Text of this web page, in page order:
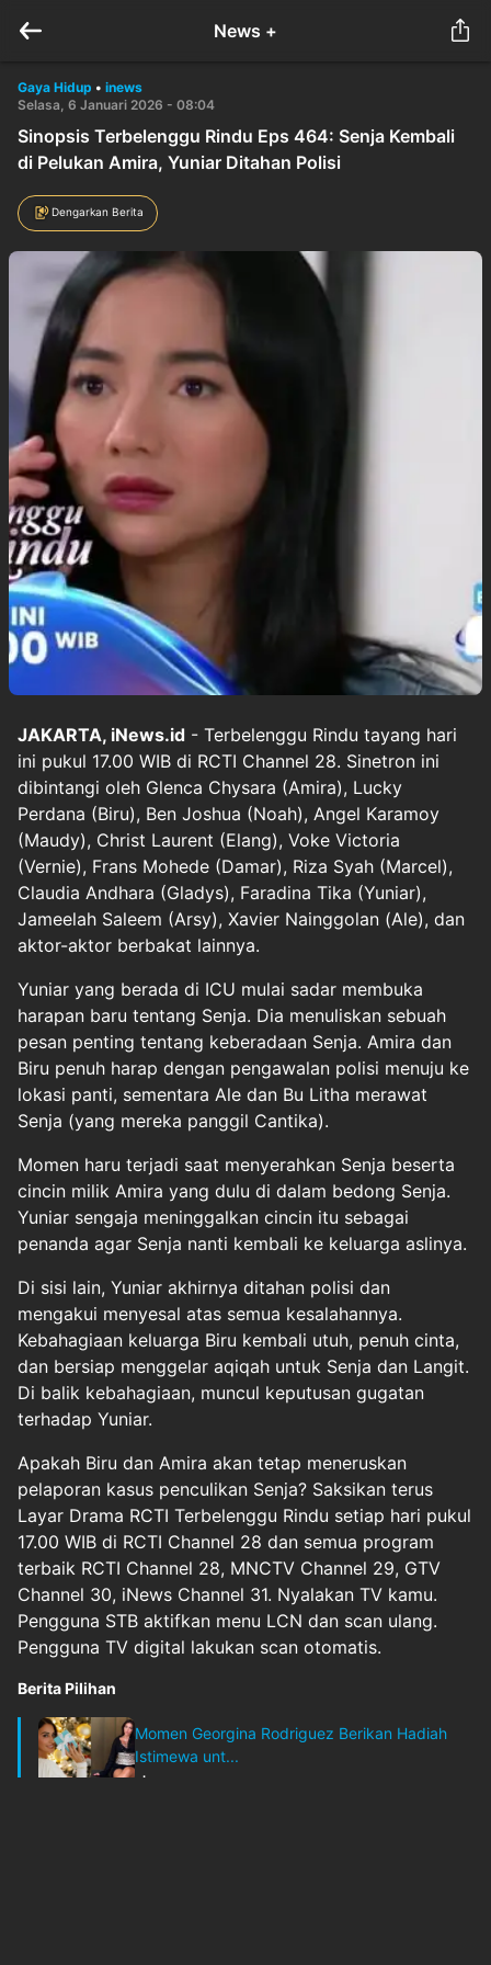
News +
Gaya Hidup • inews
Selasa, 6 Januari 2026 - 08:04
Sinopsis Terbelenggu Rindu Eps 464: Senja Kembali
di Pelukan Amira, Yuniar Ditahan Polisi
Dengarkan Berita
JAKARTA, iNews.id - Terbelenggu Rindu tayang hari
ini pukul 17.00 WIB di RCTI Channel 28. Sinetron ini
dibintangi oleh Glenca Chysara (Amira), Lucky
Perdana (Biru), Ben Joshua (Noah), Angel Karamoy
(Maudy), Christ Laurent (Elang), Voke Victoria
(Vernie), Frans Mohede (Damar), Riza Syah (Marcel),
Claudia Andhara (Gladys), Faradina Tika (Yuniar),
Jameelah Saleem (Arsy), Xavier Nainggolan (Ale), dan
aktor-aktor berbakat lainnya.
Yuniar yang berada di ICU mulai sadar membuka
harapan baru tentang Senja. Dia menuliskan sebuah
pesan penting tentang keberadaan Senja. Amira dan
Biru penuh harap dengan pengawalan polisi menuju ke
lokasi panti, sementara Ale dan Bu Litha merawat
Senja (yang mereka panggil Cantika).
Momen haru terjadi saat menyerahkan Senja beserta
cincin milik Amira yang dulu di dalam bedong Senja.
Yuniar sengaja meninggalkan cincin itu sebagai
penanda agar Senja nanti kembali ke keluarga aslinya.
Di sisi lain, Yuniar akhirnya ditahan polisi dan
mengakui menyesal atas semua kesalahannya.
Kebahagiaan keluarga Biru kembali utuh, penuh cinta,
dan bersiap menggelar aqiqah untuk Senja dan Langit.
Di balik kebahagiaan, muncul keputusan gugatan
terhadap Yuniar.
Apakah Biru dan Amira akan tetap meneruskan
pelaporan kasus penculikan Senja? Saksikan terus
Layar Drama RCTI Terbelenggu Rindu setiap hari pukul
17.00 WIB di RCTI Channel 28 dan semua program
terbaik RCTI Channel 28, MNCTV Channel 29, GTV
Channel 30, iNews Channel 31. Nyalakan TV kamu.
Pengguna STB aktifkan menu LCN dan scan ulang.
Pengguna TV digital lakukan scan otomatis.
Berita Pilihan
Momen Georgina Rodriguez Berikan Hadiah
Istimewa unt...
okezone